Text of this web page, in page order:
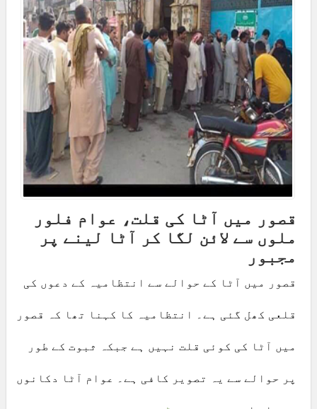
قصور میں آٹا کی قلت، عوام فلور
ملوں سے لائن لگا کر آٹا لینے پر
مجبور
قصور میں آٹا کے حوالے سے انتظامیہ کے دعوں کی
قلعی کھل گئی ہے۔ انتظامیہ کا کہنا تھا کہ قصور
میں آٹا کی کوئی قلت نہیں ہے جبکہ ثبوت کے طور
پر حوالے سے یہ تصویر کافی ہے۔ عوام آٹا دکانوں